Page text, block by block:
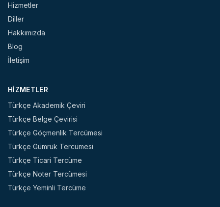
Hizmetler
Diller
Hakkımızda
Blog
İletişim
HIZMETLER
Türkçe Akademik Çeviri
Türkçe Belge Çevirisi
Türkçe Göçmenlik Tercümesi
Türkçe Gümrük Tercümesi
Türkçe Ticari Tercüme
Türkçe Noter Tercümesi
Türkçe Yeminli Tercüme